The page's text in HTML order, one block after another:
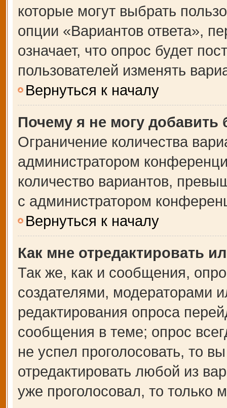
которые могут выбрать
опции «Вариантов ответа»,
означает, что опрос будет
пользователей изменять
Вернуться к началу
Почему я не могу добавить
Ограничение количества
администратором
количество вариантов,
с администратором
Вернуться к началу
Как мне отредактировать
Так же, как и сообщения,
создателями, модераторами
редактирования опроса
сообщения в теме; опрос
не успел проголосовать, то
отредактировать любой из
уже проголосовал, то только